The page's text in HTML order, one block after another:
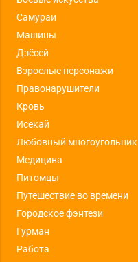
Самураи
Машины
Дзёсей
Взрослые персонажи
Правонарушители
Кровь
Исекай
Любовный многоугольник
Медицина
Питомцы
Путешествие во времени
Городское фэнтези
Гурман
Работа